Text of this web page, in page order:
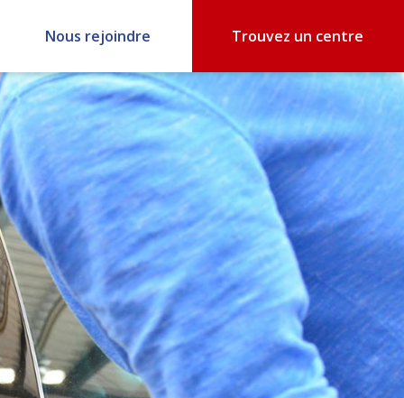
Nous rejoindre Trouvez un centre